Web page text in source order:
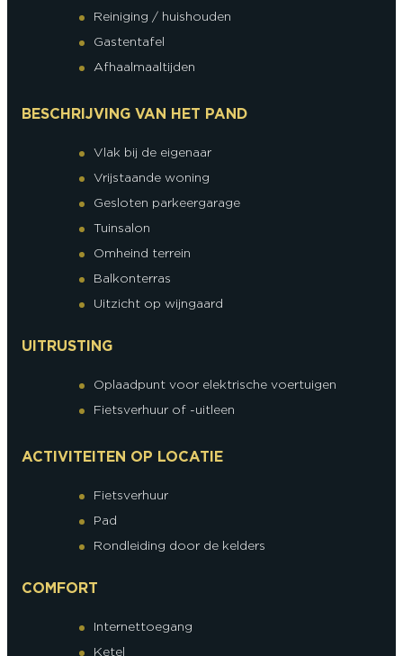
Reiniging / huishouden
Gastentafel
Afhaalmaaltijden
BESCHRIJVING VAN HET PAND
Vlak bij de eigenaar
Vrijstaande woning
Gesloten parkeergarage
Tuinsalon
Omheind terrein
Balkonterras
Uitzicht op wijngaard
UITRUSTING
Oplaadpunt voor elektrische voertuigen
Fietsverhuur of -uitleen
ACTIVITEITEN OP LOCATIE
Fietsverhuur
Pad
Rondleiding door de kelders
COMFORT
Internettoegang
Ketel